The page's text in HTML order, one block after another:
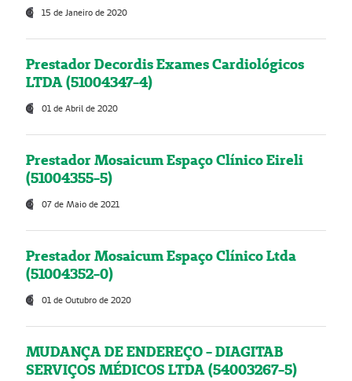
15 de Janeiro de 2020
Prestador Decordis Exames Cardiológicos
LTDA (51004347-4)
01 de Abril de 2020
Prestador Mosaicum Espaço Clínico Eireli
(51004355-5)
07 de Maio de 2021
Prestador Mosaicum Espaço Clínico Ltda
(51004352-0)
01 de Outubro de 2020
MUDANÇA DE ENDEREÇO - DIAGITAB
SERVIÇOS MÉDICOS LTDA (54003267-5)